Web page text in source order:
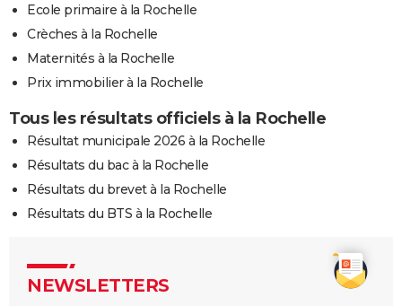
Ecole primaire à la Rochelle
Crèches à la Rochelle
Maternités à la Rochelle
Prix immobilier à la Rochelle
Tous les résultats officiels à la Rochelle
Résultat municipale 2026 à la Rochelle
Résultats du bac à la Rochelle
Résultats du brevet à la Rochelle
Résultats du BTS à la Rochelle
NEWSLETTERS